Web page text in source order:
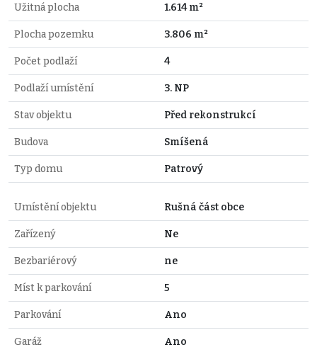
Užitná plocha 1.614 m²
Plocha pozemku 3.806 m²
Počet podlaží 4
Podlaží umístění 3. NP
Stav objektu Před rekonstrukcí
Budova Smíšená
Typ domu Patrový
Umístění objektu Rušná část obce
Zařízený Ne
Bezbariérový ne
Míst k parkování 5
Parkování Ano
Garáž Ano